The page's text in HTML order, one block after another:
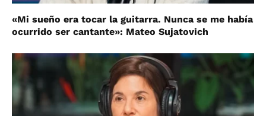
«Mi sueño era tocar la guitarra. Nunca se me había
ocurrido ser cantante»: Mateo Sujatovich